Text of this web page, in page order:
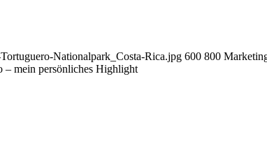
Nationalpark_Costa-Rica.jpg 600 800
– mein persönliches Highlight